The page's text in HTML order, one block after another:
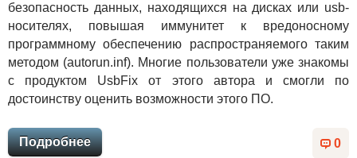
безопасность данных, находящихся на дисках или usb-
носителях, повышая иммунитет к вредоносному
программному обеспечению распространяемого таким
методом (autorun.inf). Многие пользователи уже знакомы
с продуктом UsbFix от этого автора и смогли по
достоинству оценить возможности этого ПО.
0
Подробнее